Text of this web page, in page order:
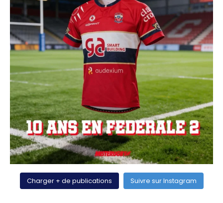
Charger + de publications Suivre sur Instagram